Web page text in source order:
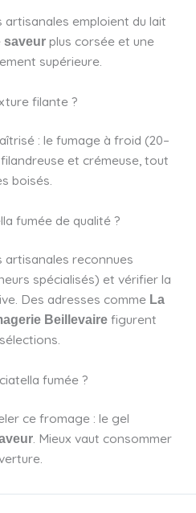
emploient du lait
saveur plus corsée et une
supérieure.
filante ?
: le fumage à froid (20–
filandreuse et crémeuse, tout
boisés.
fumée de qualité ?
artisanales reconnues
spécialisés) et vérifier la
Des adresses comme La
Beillevaire figurent
fumée ?
ce fromage : le gel
. Mieux vaut consommer